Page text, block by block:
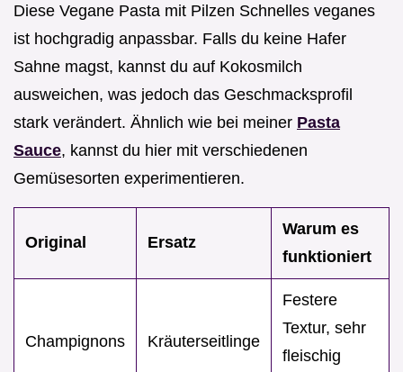
Diese Vegane Pasta mit Pilzen Schnelles veganes
ist hochgradig anpassbar. Falls du keine Hafer
Sahne magst, kannst du auf Kokosmilch
ausweichen, was jedoch das Geschmacksprofil
stark verändert. Ähnlich wie bei meiner Pasta
Sauce, kannst du hier mit verschiedenen
Gemüsesorten experimentieren.
Original Ersatz
Warum es
funktioniert
Champignons Kräuterseitlinge
Festere
Textur, sehr
fleischig